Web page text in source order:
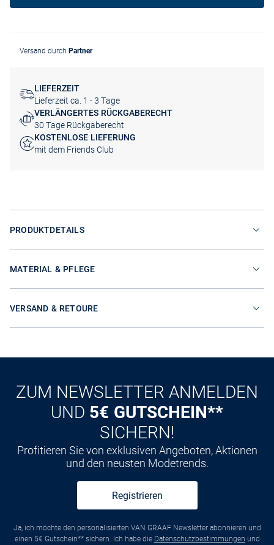
Versand durch Partner
LIEFERZEIT
Lieferzeit ca. 1 - 3 Tage
VERLÄNGERTES RÜCKGABERECHT
30 Tage Rückgaberecht
KOSTENLOSE LIEFERUNG
mit dem Friends Club
PRODUKTDETAILS
MATERIAL & PFLEGE
VERSAND & RETOURE
ZUM NEWSLETTER ANMELDEN
UND 5€ GUTSCHEIN**
SICHERN!
Profitieren Sie von exklusiven Angeboten, Aktionen
und den neusten Modetrends.
Registrieren
Ja, ich möchte den personalisierten VAN GRAAF Newsletter abonnieren und
einen 5€ Gutschein** sichern. Ich habe die Datenschutzbestimmungen und